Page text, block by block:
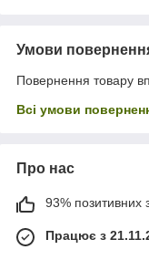
Умови
Повернення товару
Всі умови
Про нас
93% позитивних з
Працює з